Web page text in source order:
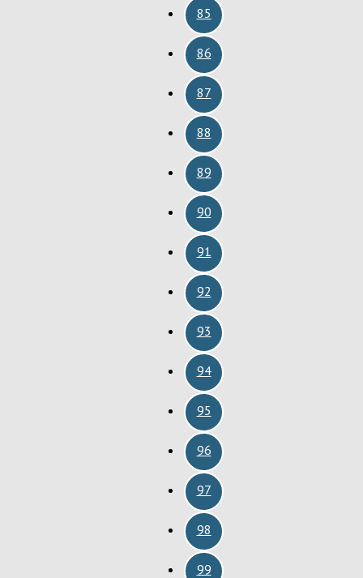
85
86
87
88
89
90
91
92
93
94
95
96
97
98
99